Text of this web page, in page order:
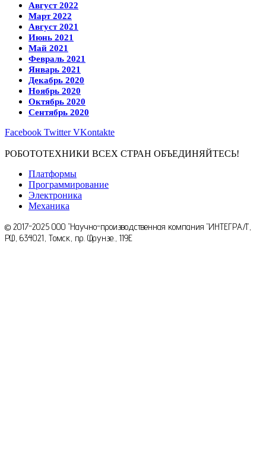
Август 2022
Март 2022
Август 2021
Июнь 2021
Май 2021
Февраль 2021
Январь 2021
Декабрь 2020
Ноябрь 2020
Октябрь 2020
Сентябрь 2020
Facebook Twitter VKontakte
РОБОТОТЕХНИКИ ВСЕХ СТРАН ОБЪЕДИНЯЙТЕСЬ!
Платформы
Программирование
Электроника
Механика
© 2017-2025 ООО "Научно-производственная компания "ИНТЕГРАЛ",
РФ, 634021, Томск, пр. Фрунзе., 119E